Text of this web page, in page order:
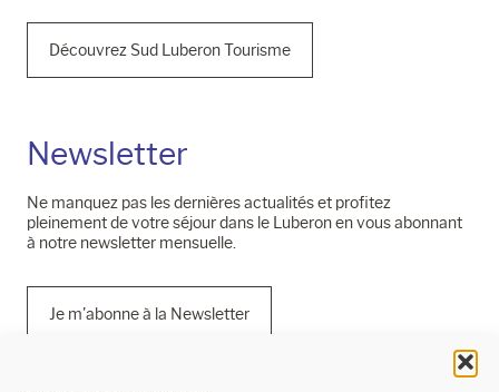
Découvrez Sud Luberon Tourisme
Newsletter
Ne manquez pas les dernières actualités et profitez
pleinement de votre séjour dans le Luberon en vous abonnant
à notre newsletter mensuelle.
Je m'abonne à la Newsletter